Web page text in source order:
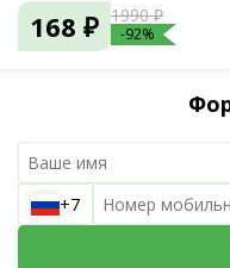
168 ₽ 1990 ₽
-92%
+7